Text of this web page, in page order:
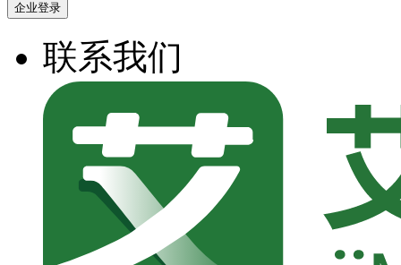
企业登录
联系我们